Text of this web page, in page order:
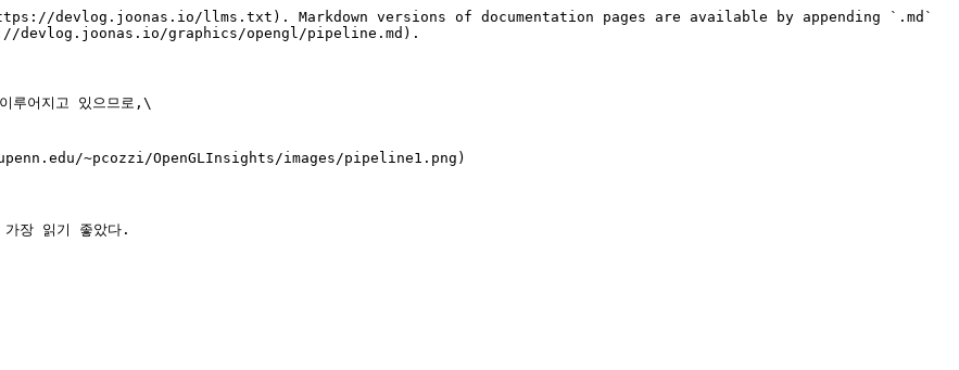
devlog.joonas.io/llms.txt). Markdown versions of documentation pages are available by appending `.md`
devlog.joonas.io/graphics/opengl/pipeline.md).
루어지고 있으므로,\
~pcozzi/OpenGLInsights/images/pipeline1.png)